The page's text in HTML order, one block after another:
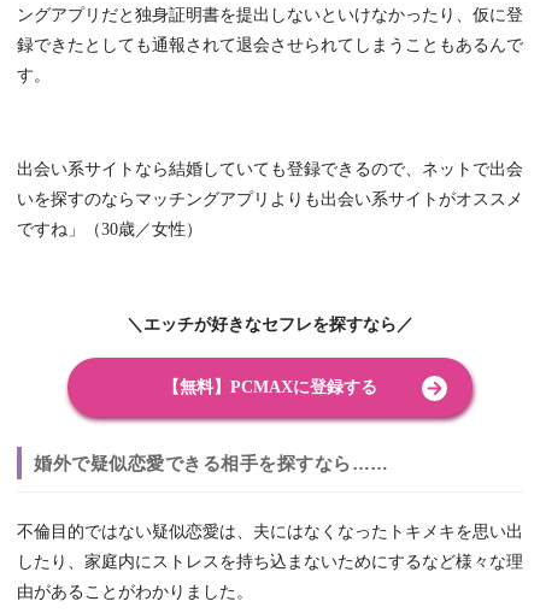
ングアプリだと独身証明書を提出しないといけなかったり、仮に登
録できたとしても通報されて退会させられてしまうこともあるんで
す。
出会い系サイトなら結婚していても登録できるので、ネットで出会
いを探すのならマッチングアプリよりも出会い系サイトがオススメ
ですね」（30歳／女性）
＼エッチが好きなセフレを探すなら／
【無料】PCMAXに登録する
婚外で疑似恋愛できる相手を探すなら……
不倫目的ではない疑似恋愛は、夫にはなくなったトキメキを思い出
したり、家庭内にストレスを持ち込まないためにするなど様々な理
由があることがわかりました。